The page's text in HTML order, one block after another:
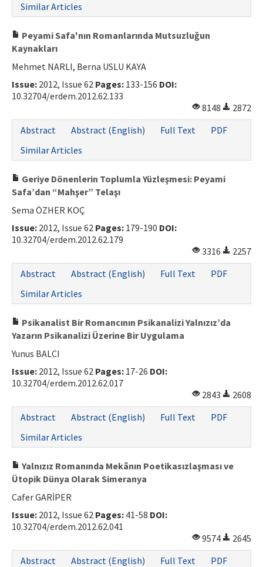
Similar Articles
Peyami Safa'nın Romanlarında Mutsuzluğun
Kaynakları
Mehmet NARLI, Berna USLU KAYA
Issue: 2012, Issue 62 Pages: 133-156 DOI:
10.32704/erdem.2012.62.133
8148
2872
Abstract
Abstract (English) Full Text
PDF
Similar Articles
Geriye Dönenlerin Toplumla Yüzleşmesi: Peyami
Safa’dan “Mahşer” Telaşı
Sema ÖZHER KOÇ
Issue: 2012, Issue 62 Pages: 179-190 DOI:
10.32704/erdem.2012.62.179
3316
2257
Abstract
Abstract (English) Full Text
PDF
Similar Articles
Psikanalist Bir Romancının Psikanalizi Yalnızız’da
Yazarın Psikanalizi Üzerine Bir Uygulama
Yunus BALCI
Issue: 2012, Issue 62 Pages: 17-26 DOI:
10.32704/erdem.2012.62.017
2843
2608
Abstract
Abstract (English) Full Text
PDF
Similar Articles
Yalnızız Romanında Mekânın Poetikasızlaşması ve
Ütopik Dünya Olarak Simeranya
Cafer GARİPER
Issue: 2012, Issue 62 Pages: 41-58 DOI:
10.32704/erdem.2012.62.041
9574
2645
Abstract
Abstract (English) Full Text
PDF